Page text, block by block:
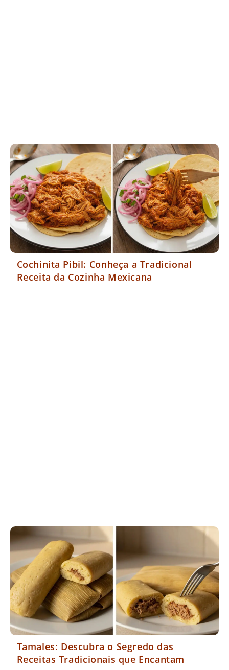
Cochinita Pibil: Conheça a Tradicional
Receita da Cozinha Mexicana
Tamales: Descubra o Segredo das
Receitas Tradicionais que Encantam